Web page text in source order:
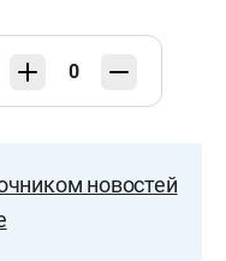
0
новостей